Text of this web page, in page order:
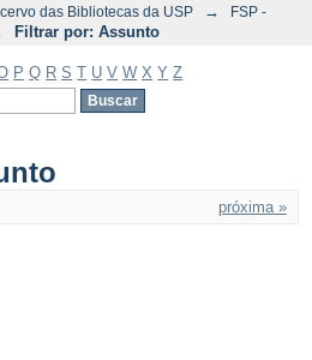
das Bibliotecas da USP →
FSP -
Filtrar por: Assunto
P Q R S T U V W X Y Z
próxima »